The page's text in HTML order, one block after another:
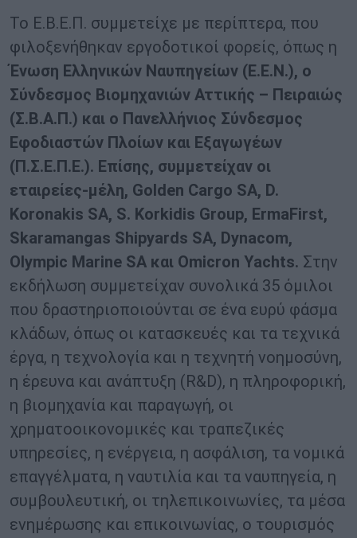
Το Ε.Β.Ε.Π. συμμετείχε με περίπτερα, που
φιλοξενήθηκαν εργοδοτικοί φορείς, όπως η
Ένωση Ελληνικών Ναυπηγείων (Ε.Ε.Ν.), ο
Σύνδεσμος Βιομηχανιών Αττικής – Πειραιώς
(Σ.Β.Α.Π.) και ο Πανελλήνιος Σύνδεσμος
Εφοδιαστών Πλοίων και Εξαγωγέων
(Π.Σ.Ε.Π.Ε.). Επίσης, συμμετείχαν οι
εταιρείες-μέλη, Golden Cargo SA, D.
Koronakis SA, S. Korkidis Group, ErmaFirst,
Skaramangas Shipyards SA, Dynacom,
Olympic Marine SA και Omicron Yachts. Στην
εκδήλωση συμμετείχαν συνολικά 35 όμιλοι
που δραστηριοποιούνται σε ένα ευρύ φάσμα
κλάδων, όπως οι κατασκευές και τα τεχνικά
έργα, η τεχνολογία και η τεχνητή νοημοσύνη,
η έρευνα και ανάπτυξη (R&D), η πληροφορική,
η βιομηχανία και παραγωγή, οι
χρηματοοικονομικές και τραπεζικές
υπηρεσίες, η ενέργεια, η ασφάλιση, τα νομικά
επαγγέλματα, η ναυτιλία και τα ναυπηγεία, η
συμβουλευτική, οι τηλεπικοινωνίες, τα μέσα
ενημέρωσης και επικοινωνίας, ο τουρισμός